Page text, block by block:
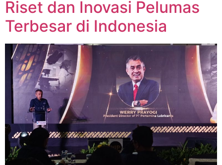
Riset dan Inovasi Pelumas
Terbesar di Indonesia